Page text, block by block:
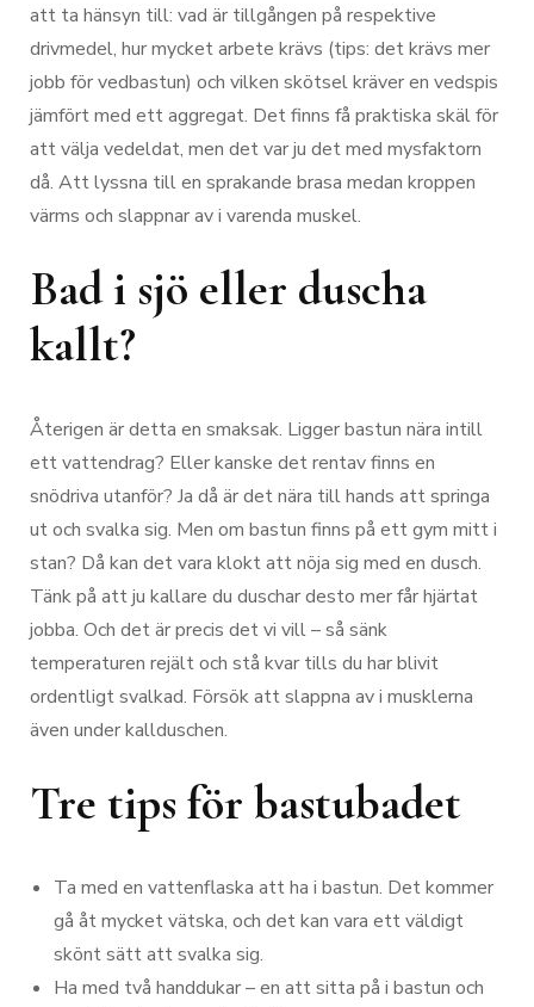
att ta hänsyn till: vad är tillgången på respektive
drivmedel, hur mycket arbete krävs (tips: det krävs mer
jobb för vedbastun) och vilken skötsel kräver en vedspis
jämfört med ett aggregat. Det finns få praktiska skäl för
att välja vedeldat, men det var ju det med mysfaktorn
då. Att lyssna till en sprakande brasa medan kroppen
värms och slappnar av i varenda muskel.
Bad i sjö eller duscha
kallt?
Återigen är detta en smaksak. Ligger bastun nära intill
ett vattendrag? Eller kanske det rentav finns en
snödriva utanför? Ja då är det nära till hands att springa
ut och svalka sig. Men om bastun finns på ett gym mitt i
stan? Då kan det vara klokt att nöja sig med en dusch.
Tänk på att ju kallare du duschar desto mer får hjärtat
jobba. Och det är precis det vi vill – så sänk
temperaturen rejält och stå kvar tills du har blivit
ordentligt svalkad. Försök att slappna av i musklerna
även under kallduschen.
Tre tips för bastubadet
Ta med en vattenflaska att ha i bastun. Det kommer
gå åt mycket vätska, och det kan vara ett väldigt
skönt sätt att svalka sig.
Ha med två handdukar – en att sitta på i bastun och